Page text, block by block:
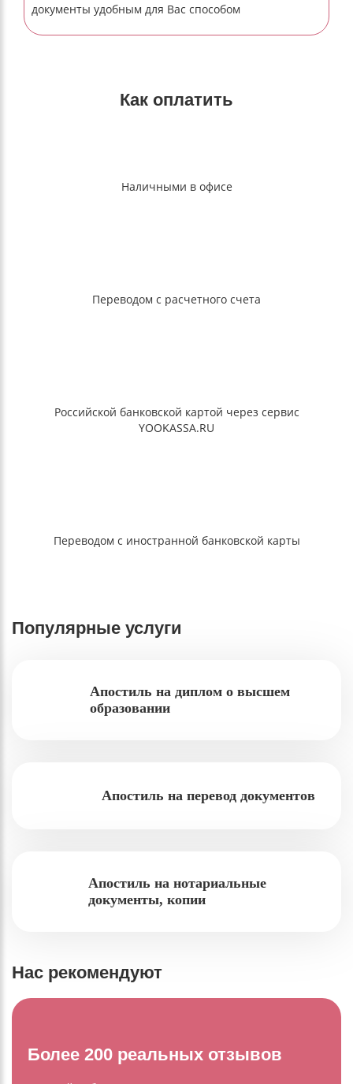
документы удобным для Вас способом
Как оплатить
Наличными в офисе
Переводом с расчетного счета
Российской банковской картой через сервис
YOOKASSA.RU
Переводом с иностранной банковской карты
Популярные услуги
Апостиль на диплом о высшем
образовании
Апостиль на перевод документов
Апостиль на нотариальные
документы, копии
Нас рекомендуют
Более 200 реальных отзывов